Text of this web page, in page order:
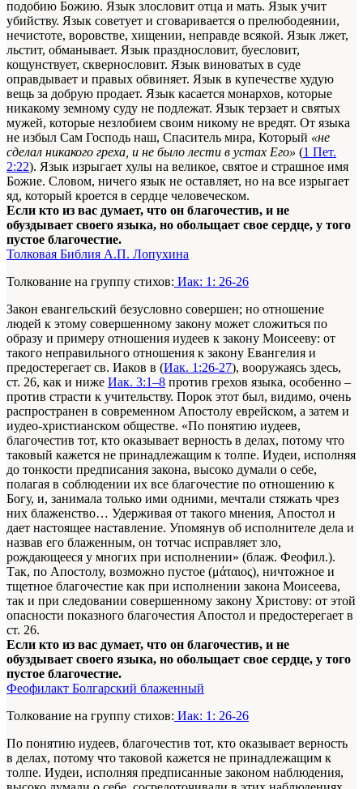
подобию Божию. Язык злословит отца и мать. Язык учит
убийству. Язык советует и сговаривается о прелюбодеянии,
нечистоте, воровстве, хищении, неправде всякой. Язык лжет,
льстит, обманывает. Язык празднословит, буесловит,
кощунствует, сквернословит. Язык виноватых в суде
оправдывает и правых обвиняет. Язык в купечестве худую
вещь за добрую продает. Язык касается монархов, которые
никакому земному суду не подлежат. Язык терзает и святых
мужей, которые незлобием своим никому не вредят. От языка
не избыл Сам Господь наш, Спаситель мира, Который «не
сделал никакого греха, и не было лести в устах Его» (1 Пет.
2:22). Язык изрыгает хулы на великое, святое и страшное имя
Божие. Словом, ничего язык не оставляет, но на все изрыгает
яд, который кроется в сердце человеческом.
Если кто из вас думает, что он благочестив, и не
обуздывает своего языка, но обольщает свое сердце, у того
пустое благочестие.
Толковая Библия А.П. Лопухина
Толкование на группу стихов: Иак: 1: 26-26
Закон евангельский безусловно совершен; но отношение
людей к этому совершенному закону может сложиться по
образу и примеру отношения иудеев к закону Моисееву: от
такого неправильного отношения к закону Евангелия и
предостерегает св. Иаков в (Иак. 1:26-27), вооружаясь здесь,
ст. 26, как и ниже Иак. 3:1–8 против грехов языка, особенно –
против страсти к учительству. Порок этот был, видимо, очень
распространен в современном Апостолу еврейском, а затем и
иудео-христианском обществе. «По понятию иудеев,
благочестив тот, кто оказывает верность в делах, потому что
таковый кажется не принадлежащим к толпе. Иудеи, исполняя
до тонкости предписания закона, высоко думали о себе,
полагая в соблюдении их все благочестие по отношению к
Богу, и, занимала только ими одними, мечтали стяжать чрез
них блаженство… Удерживая от такого мнения, Апостол и
дает настоящее наставление. Упомянув об исполнителе дела и
назвав его блаженным, он тотчас исправляет зло,
рождающееся у многих при исполнении» (блаж. Феофил.).
Так, по Апостолу, возможно пустое (μάταιος), ничтожное и
тщетное благочестие как при исполнении закона Моисеева,
так и при следовании совершенному закону Христову: от этой
опасности показного благочестия Апостол и предостерегает в
ст. 26.
Если кто из вас думает, что он благочестив, и не
обуздывает своего языка, но обольщает свое сердце, у того
пустое благочестие.
Феофилакт Болгарский блаженный
Толкование на группу стихов: Иак: 1: 26-26
По понятию иудеев, благочестив тот, кто оказывает верность
в делах, потому что таковой кажется не принадлежащим к
толпе. Иудеи, исполняя предписанные законом наблюдения,